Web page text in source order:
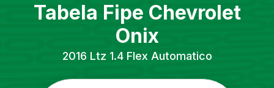
Tabela Fipe Chevrolet
Onix
2016 Ltz 1.4 Flex Automatico